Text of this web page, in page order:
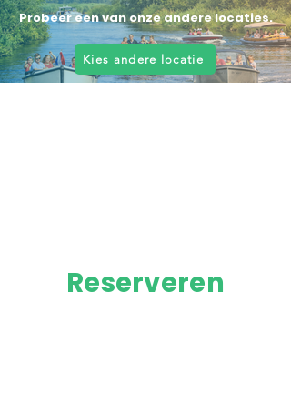
Probeer een van onze andere locaties.
Kies andere locatie
Reserveren